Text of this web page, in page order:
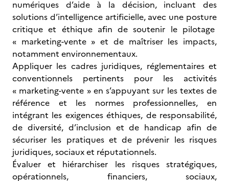
numériques d’aide à la décision, incluant des
solutions d’intelligence artificielle, avec une posture
critique et éthique afin de soutenir le pilotage
« marketing-vente » et de maîtriser les impacts,
notamment environnementaux.
Appliquer les cadres juridiques, réglementaires et
conventionnels pertinents pour les activités
« marketing-vente » en s’appuyant sur les textes de
référence et les normes professionnelles, en
intégrant les exigences éthiques, de responsabilité,
de diversité, d’inclusion et de handicap afin de
sécuriser les pratiques et de prévenir les risques
juridiques, sociaux et réputationnels.
Évaluer et hiérarchiser les risques stratégiques,
opérationnels, financiers, sociaux,